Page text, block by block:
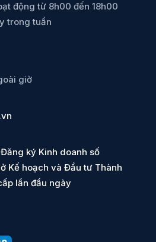
động từ 8h00 đến 18h00
trong tuần
giờ
ký Kinh doanh số
Kế hoạch và Đầu tư Thành
lần đầu ngày